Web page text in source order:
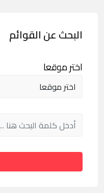
البحث عن القوائم
اختر موقعا